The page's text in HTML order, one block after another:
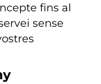
fins al
sense